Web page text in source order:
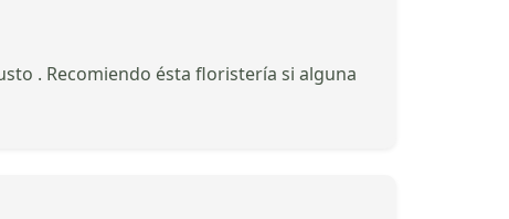
. Recomiendo ésta floristería si alguna